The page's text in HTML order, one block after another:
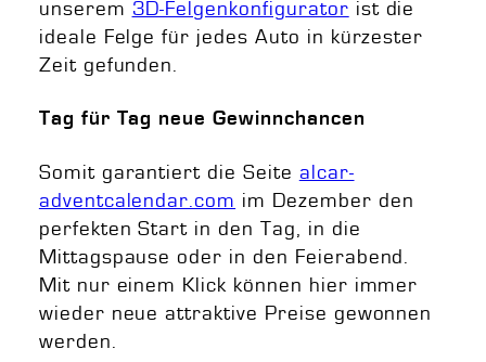
unserem 3D-Felgenkonfigurator ist die
ideale Felge für jedes Auto in kürzester
Zeit gefunden.
Tag für Tag neue Gewinnchancen
Somit garantiert die Seite alcar-
adventcalendar.com im Dezember den
perfekten Start in den Tag, in die
Mittagspause oder in den Feierabend.
Mit nur einem Klick können hier immer
wieder neue attraktive Preise gewonnen
werden.